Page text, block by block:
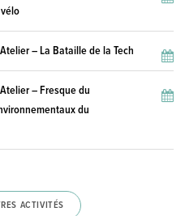
Atelier – La Bataille de la Tech
Atelier – Fresque du
du
ACTIVITÉS